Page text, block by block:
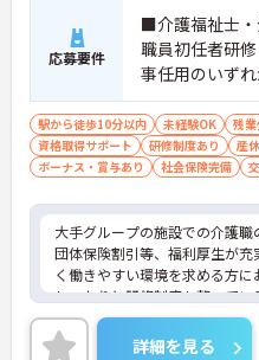
応募要件
■介護福祉士・
職員初任者研
事任用のいず
免許（AT限定
駅から徒歩10分以内 未経験OK 残
資格取得サポート
研修制度あり
産
ボーナス・賞与あり
社会保険完備
大手グループの施設での介護職
団体保険割引等、福利厚生が
く働きやすい環境を求める方
しっかりと研修制度も整って
信がない方でもご安心くださ
ご興味のある方には、面接対策
詳細を見る